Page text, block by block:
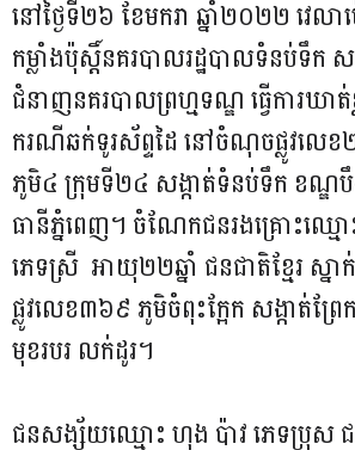
នៅថ្ងៃទី២៦ ខែមករា ឆ្នាំ២០២២ វេ
កម្លាំងប៉ុស្ដិ៍នគរបាលរដ្ឋបាលទំនប់ទឹក
ជំនាញនគរបាលព្រហ្មទណ្ឌ ធ្វើការឃា
ករណីឆក់ទូរស័ព្ទដៃ នៅចំណុចផ្លូវលេ
ភូមិ៤ ក្រុមទី២៤ សង្កាត់ទំនប់ទឹក ខណ្ឌបឹ
ធានីភំ្នពេញ។ ចំណែកជនរងគ្រោះឈ្
ភេទស្រី អាយុ២២ឆ្នាំ ជនជាតិខ្មែរ ស្ន
ផ្លូវលេខ៣៦៩ ភូមិចំពុះក្អែក សង្កាត់ព្រែ
មុខរបរ លក់ដូរ។
ជនសង្ស័យឈ្មោះ ហុង ប៉ាវ ភេទប្រុស ជន